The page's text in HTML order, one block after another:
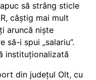
să strâng sticle
câștig mai mult
aruncă niște
să-i spui „salariu”.
instituționalizată
din județul Olt, cu